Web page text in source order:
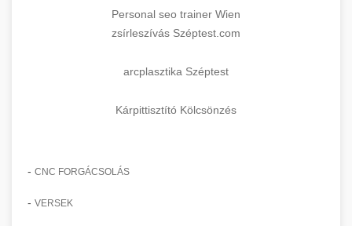
Personal seo trainer Wien
zsírleszívás Széptest.com
arcplasztika Széptest
Kárpittisztító Kölcsönzés
- CNC FORGÁCSOLÁS
- VERSEK